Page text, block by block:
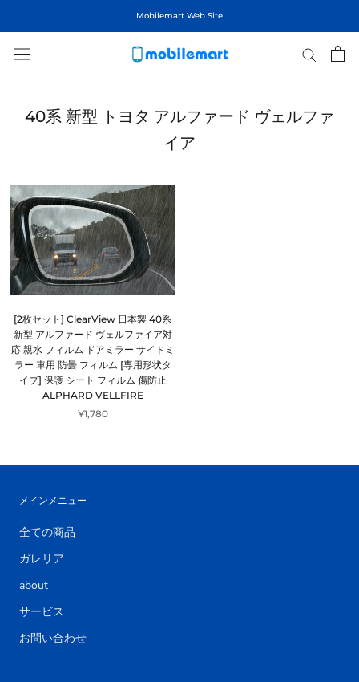
ツ
に
移
動
す
Mobilemart Web Site
40系 新型 トヨタ アルファード ヴェルファ
イア
[2枚セット] ClearView 日本製 40系
新型 アルファード ヴェルファイア対
応 親水 フィルム ドアミラー サイドミ
ラー 車用 防曇 フィルム [専用形状タ
イプ] 保護 シート フィルム 傷防止
ALPHARD VELLFIRE
¥1,780
メインメニュー
全ての商品
ガレリア
about
サービス
お問い合わせ